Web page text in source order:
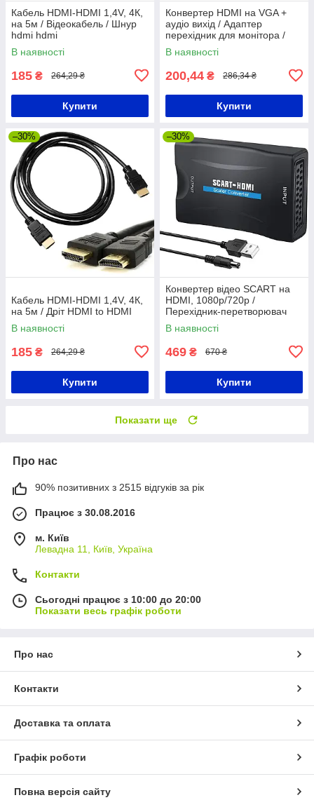
Кабель HDMI-HDMI 1,4V, 4К,
на 5м / Відеокабель / Шнур
hdmi hdmi
В наявності
185 ₴ 264,29 ₴
Купити
Конвертер HDMI на VGA +
аудіо вихід / Адаптер
перехідник для монітора /
Відеокабель
В наявності
200,44 ₴ 286,34 ₴
Купити
–30%
Кабель HDMI-HDMI 1,4V, 4К,
на 5м / Дріт HDMI to HDMI
В наявності
185 ₴ 264,29 ₴
Купити
–30%
Конвертер відео SCART на
HDMI, 1080p/720p /
Перехідник-перетворювач
для телевізора
В наявності
469 ₴ 670 ₴
Купити
Показати ще
Про нас
90% позитивних з 2515 відгуків за рік
Працює з 30.08.2016
м. Київ
Левадна 11, Київ, Україна
Контакти
Сьогодні працює з 10:00 до 20:00
Показати весь графік роботи
Про нас
Контакти
Доставка та оплата
Графік роботи
Повна версія сайту